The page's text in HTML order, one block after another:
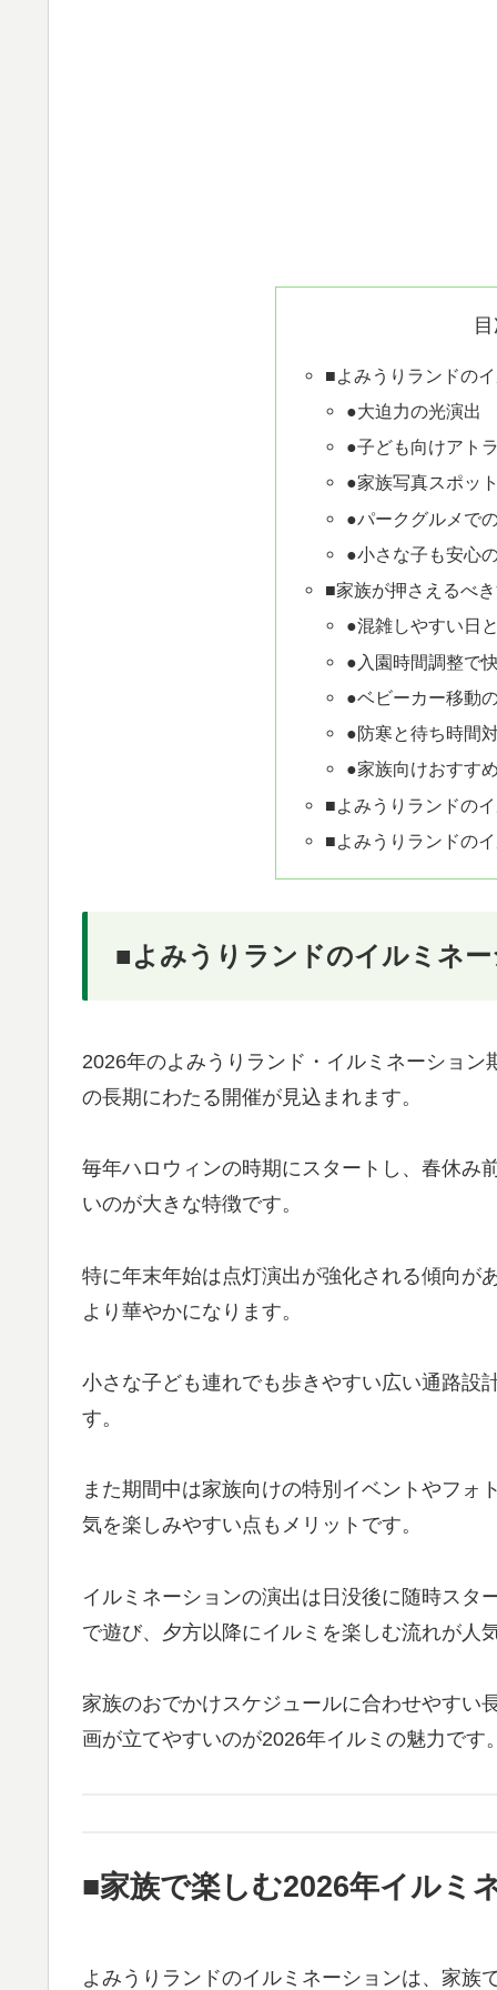
■よみうりランドの
●大迫力の光演出
●子ども向けアト
●家族写真スポッ
●パークグルメで
●小さな子も安心
■家族が押さえるべ
●混雑しやすい日
●入園時間調整で
●ベビーカー移動
●防寒と待ち時間
●家族向けおすす
■よみうりランドの
■よみうりランドの
■よみうりランドのイルミネ
2026年のよみうりランド・イルミネーション
の長期にわたる開催が見込まれます。
毎年ハロウィンの時期にスタートし、春休み
いのが大きな特徴です。
特に年末年始は点灯演出が強化される傾向が
より華やかになります。
小さな子ども連れでも歩きやすい広い通路設
す。
また期間中は家族向けの特別イベントやフォ
気を楽しみやすい点もメリットです。
イルミネーションの演出は日没後に随時スタ
で遊び、夕方以降にイルミを楽しむ流れが人
家族のおでかけスケジュールに合わせやすい
画が立てやすいのが2026年イルミの魅力です
■家族で楽しむ2026年イルミ
よみうりランドのイルミネーションは、家族